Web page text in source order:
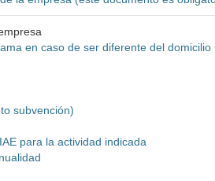
en caso de ser diferente del
subvención)
para la actividad indicada